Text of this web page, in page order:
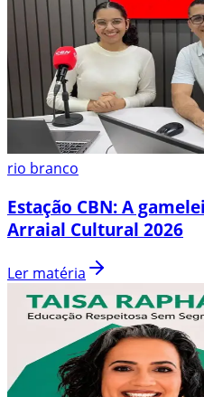
rio branco
Estação CBN: A
Arraial Cultural 2026
Ler matéria